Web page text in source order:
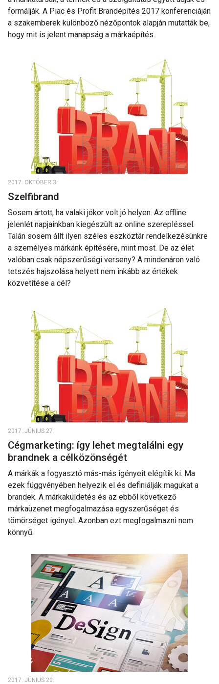
formálják. A Piac és Profit Brandépítés 2017 konferenciáján
a szakemberek különböző nézőpontok alapján mutatták be,
hogy mit is jelent manapság a márkaépítés.
2017. OKTÓBER 3.
Szelfibrand
Sosem ártott, ha valaki jókor volt jó helyen. Az offline
jelenlét napjainkban kiegészült az online szerepléssel.
Talán sosem állt ilyen széles eszköztár rendelkezésünkre
a személyes márkánk építésére, mint most. De az élet
valóban csak népszerűségi verseny? A mindenáron való
tetszés hajszolása helyett nem inkább az értékek
közvetítése a cél?
2017. JÚNIUS 27.
Cégmarketing: így lehet megtalálni egy
brandnek a célközönségét
A márkák a fogyasztó más-más igényeit elégítik ki. Ma
ezek függvényében helyezik el és definiálják magukat a
brandek. A márkaküldetés és az ebből következő
márkaüzenet megfogalmazása egyszerűséget és
tömörséget igényel. Azonban ezt megfogalmazni nem
könnyű.
2017. JÚNIUS 20.